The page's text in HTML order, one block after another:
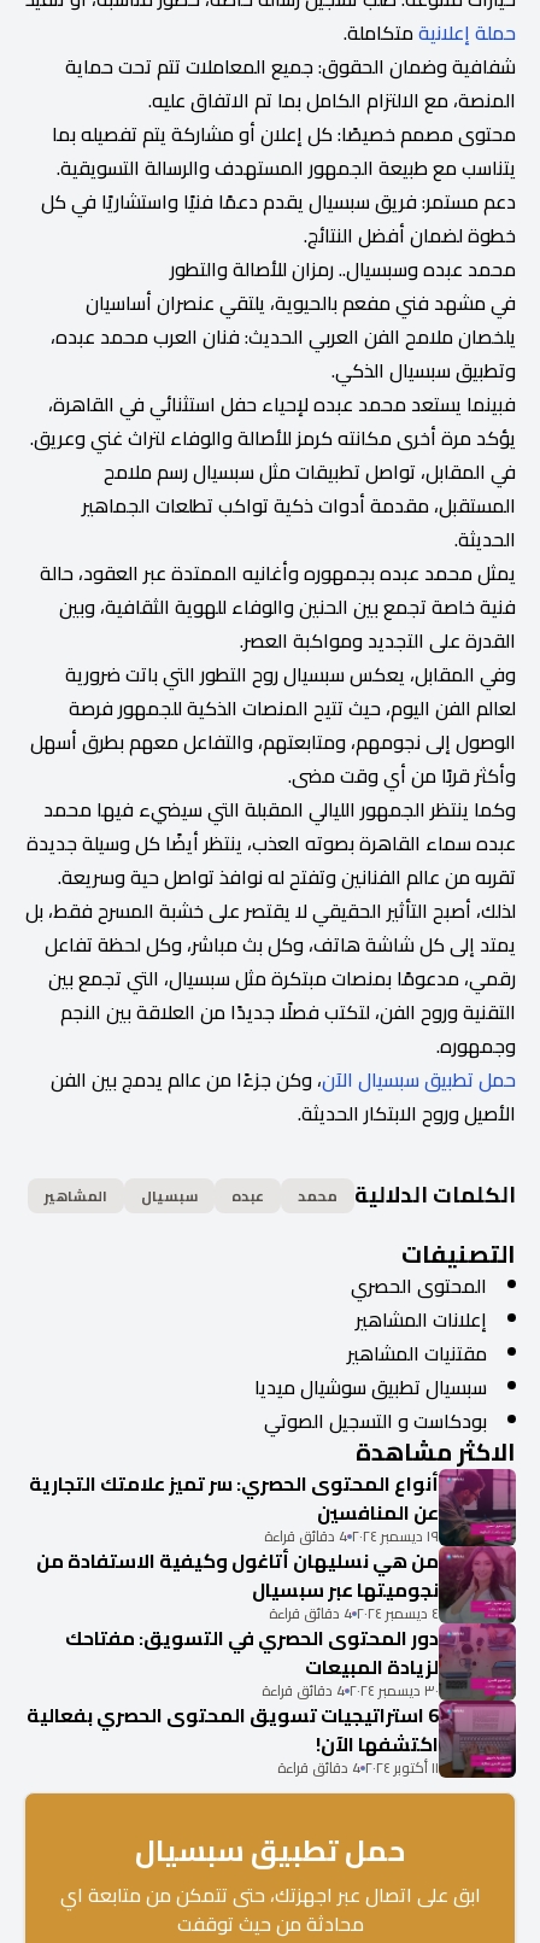
حملة إعلانيةمتكاملة.
شفافية وضمان الحقوق: جميع المعاملات تتم تحت حماية
المنصة، مع الالتزام الكامل بما تم الاتفاق عليه.
محتوى مصمم خصيصًا: كل إعلان أو مشاركة يتم تفصيله بما
يتناسب مع طبيعة الجمهور المستهدف والرسالة التسويقية.
دعم مستمر: فريق سبسيال يقدم دعمًا فنيًا واستشاريًا في كل
خطوة لضمان أفضل النتائج.
محمد عبده وسبسيال.. رمزان للأصالة والتطور
في مشهد فني مفعم بالحيوية، يلتقي عنصران أساسيان
يلخصان ملامح الفن العربي الحديث: فنان العرب محمد عبده،
وتطبيق سبسيال الذكي.
فبينما يستعد محمد عبده لإحياء حفل استثنائي في القاهرة،
يؤكد مرة أخرى مكانته كرمز للأصالة والوفاء لتراث غني وعريق.
في المقابل، تواصل تطبيقات مثل سبسيال رسم ملامح
المستقبل، مقدمة أدوات ذكية تواكب تطلعات الجماهير
الحديثة.
يمثل محمد عبده بجمهوره وأغانيه الممتدة عبر العقود، حالة
فنية خاصة تجمع بين الحنين والوفاء للهوية الثقافية، وبين
القدرة على التجديد ومواكبة العصر.
وفي المقابل، يعكس سبسيال روح التطور التي باتت ضرورية
لعالم الفن اليوم، حيث تتيح المنصات الذكية للجمهور فرصة
الوصول إلى نجومهم، ومتابعتهم، والتفاعل معهم بطرق أسهل
وأكثر قربًا من أي وقت مضى.
وكما ينتظر الجمهور الليالي المقبلة التي سيضيء فيها محمد
عبده سماء القاهرة بصوته العذب، ينتظر أيضًا كل وسيلة جديدة
تقربه من عالم الفنانين وتفتح له نوافذ تواصل حية وسريعة.
لذلك، أصبح التأثير الحقيقي لا يقتصر على خشبة المسرح فقط، بل
يمتد إلى كل شاشة هاتف، وكل بث مباشر، وكل لحظة تفاعل
رقمي، مدعومًا بمنصات مبتكرة مثل سبسيال، التي تجمع بين
التقنية وروح الفن، لتكتب فصلًا جديدًا من العلاقة بين النجم
وجمهوره.
حمل تطبيق سبسيال الآن، وكن جزءًا من عالم يدمج بين الفن
الأصيل وروح الابتكار الحديثة.
الكلمات الدلالية محمد عبده سبسيال المشاهير
التصنيفات
المحتوى الحصري
إعلانات المشاهير
مقتنيات المشاهير
سبسيال تطبيق سوشيال ميديا
بودكاست و التسجيل الصوتي
الاكثر مشاهدة
أنواع المحتوى الحصري: سر تميز علامتك التجارية
عن المنافسين
١٩ ديسمبر ٢٠٢٤ 4 دقائق قراءة
من هي نسليهان أتاغول وكيفية الاستفادة من
نجوميتها عبر سبسيال
٤ ديسمبر ٢٠٢٤ 4 دقائق قراءة
دور المحتوى الحصري في التسويق: مفتاحك
لزيادة المبيعات
٣٠ ديسمبر ٢٠٢٤ 4 دقائق قراءة
6 استراتيجيات تسويق المحتوى الحصري بفعالية
اكتشفها الآن!
١١ أكتوبر ٢٠٢٤ 4 دقائق قراءة
حمل تطبيق سبسيال
ابق على اتصال عبر اجهزتك، حتى تتمكن من متابعة اي
محادثة من حيث توقفت